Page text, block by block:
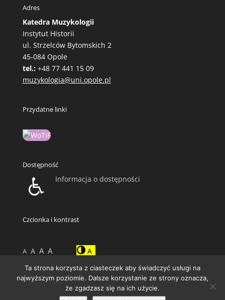
Adres
Katedra Muzykologii
Instytut Historii
ul. Strzelców Bytomskich 2
45-084 Opole
tel.:+48 77 441 15 09
muzykologia@uni.opole.pl
Przydatne linki
Dostępność
Informacja o dostępności
Czcionka i kontrast
A A A A A
Ta strona korzysta z ciasteczek aby świadczyć usługi na
najwyższym poziomie. Dalsze korzystanie ze strony oznacza,
że zgadzasz się na ich użycie.